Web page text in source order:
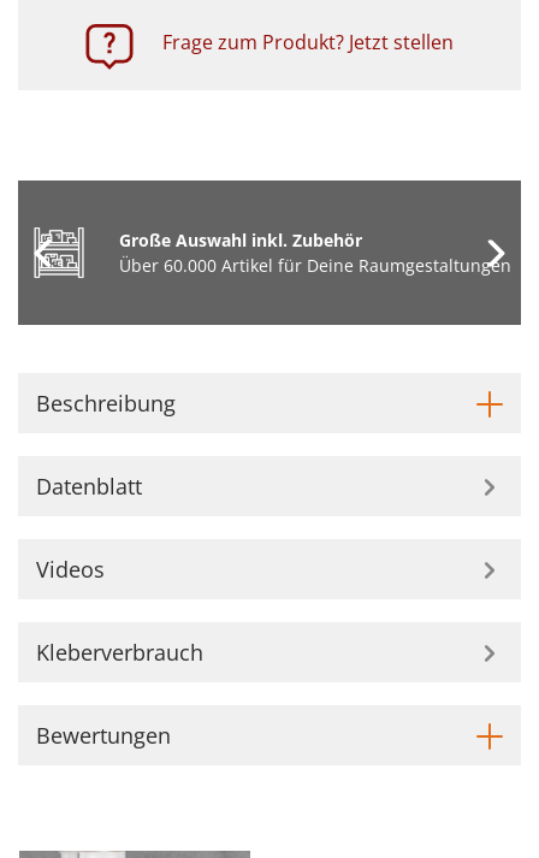
Frage zum Produkt? Jetzt stellen
Große Auswahl inkl. Zubehör
Über 60.000 Artikel für Deine Raumgestaltungen
Beschreibung
Datenblatt
Videos
Kleberverbrauch
Bewertungen